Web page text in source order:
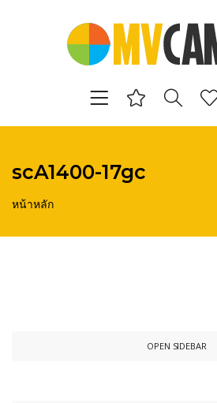
scA1400-17gc
หน้าหลัก
OPEN SIDEBAR